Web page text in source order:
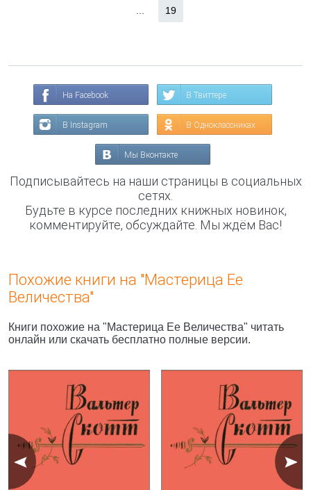
19
На Facebook В Твиттере
В Instagram В Одноклассниках
Мы Вконтакте
Подписывайтесь на наши страницы в социальных
сетях.
Будьте в курсе последних книжных новинок,
комментируйте, обсуждайте. Мы ждём Вас!
Похожие книги на "Мастерица Ее
Величества"
Книги похожие на "Мастерица Ее Величества" читать
онлайн или скачать бесплатно полные версии.